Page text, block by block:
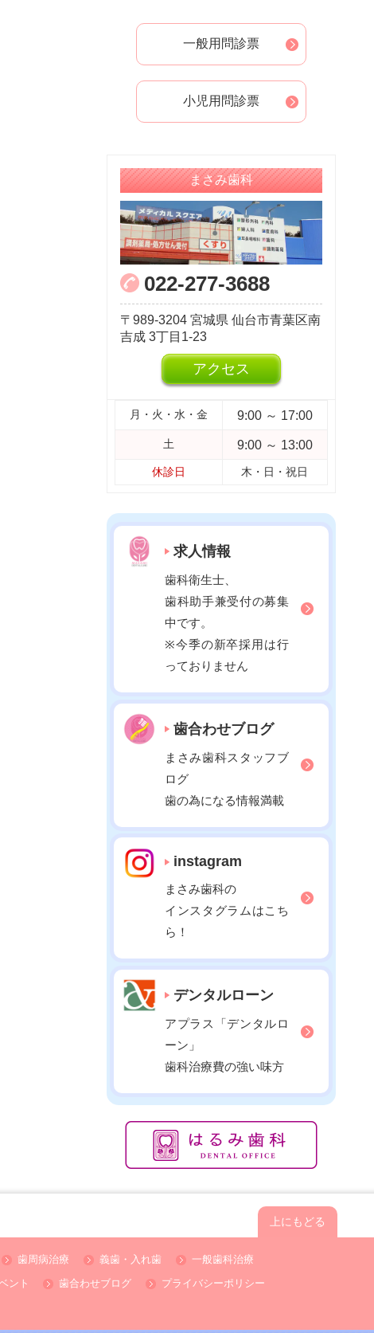
2024年01月
2023年12月
2023年08月
2023年07月
2023年06月
2023年05月
2023年04月
2023年02月
2023年01月
2022年12月
2022年11月
2022年06月
2022年05月
2022年04月
2022年03月
2022年02月
2021年11月
2021年10月
2021年09月
2021年08月
2021年07月
2021年06月
2021年05月
2021年04月
2021年02月
2021年01月
2020年12月
2020年11月
2020年10月
2020年09月
2020年08月
2020年06月
2020年05月
一般用問診票
小児用問診票
まさみ歯科
022-277-3688
989-3204 宮城県 仙台市青葉区南
吉成 3丁目1-23
アクセス
月・火・水・金 9:00 ～ 17:00
土 9:00 ～ 13:00
休診日 木・日・祝日
求人情報
歯科衛生士、
歯科助手兼受付の募集
中です。
※今季の新卒採用は行
っておりません
歯合わせブログ
まさみ歯科スタッフブ
ログ
歯の為になる情報満載
instagram
まさみ歯科の
インスタグラムはこち
ら！
デンタルローン
アプラス「デンタルロ
ーン」
歯科治療費の強い味方
上にもどる
歯周病治療 義歯・入れ歯
一般歯科治療
ント 歯合わせブログ
プライバシーポリシー